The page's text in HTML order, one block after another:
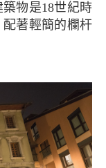
物是18世紀時
著輕簡的欄杆